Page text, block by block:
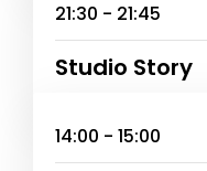
21:30 - 21:45
Studio Story
14:00 - 15:00